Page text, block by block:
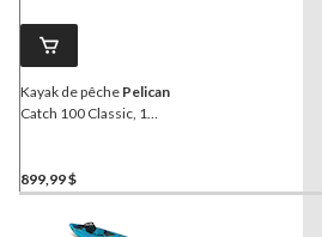
Kayak de pêche Pelican
Catch 100 Classic, 1
899,99 $